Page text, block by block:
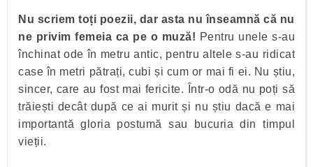
Nu scriem toți poezii, dar asta nu înseamnă că nu
ne privim femeia ca pe o muză! Pentru unele s-au
închinat ode în metru antic, pentru altele s-au ridicat
case în metri pătrați, cubi și cum or mai fi ei. Nu știu,
sincer, care au fost mai fericite. Într-o odă nu poți să
trăiești decât după ce ai murit și nu știu dacă e mai
importantă gloria postumă sau bucuria din timpul
vieții.